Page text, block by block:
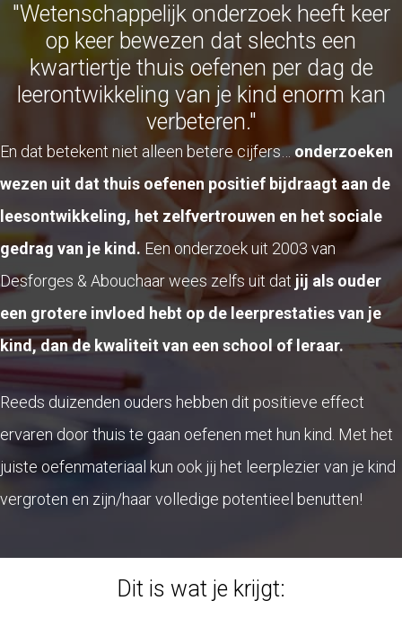
"Wetenschappelijk onderzoek heeft keer
op keer bewezen dat slechts een
kwartiertje thuis oefenen per dag de
leerontwikkeling van je kind enorm kan
verbeteren."
En dat betekent niet alleen betere cijfers…onderzoeken
wezen uit dat thuis oefenen positief bijdraagt aan de
leesontwikkeling, het zelfvertrouwen en het sociale
gedrag van je kind. Een onderzoek uit 2003 van
Desforges & Abouchaar wees zelfs uit dat jij als ouder
een grotere invloed hebt op de leerprestaties van je
kind, dan de kwaliteit van een school of leraar.
Reeds duizenden ouders hebben dit positieve effect
ervaren door thuis te gaan oefenen met hun kind. Met het
juiste oefenmateriaal kun ook jij het leerplezier van je kind
vergroten en zijn/haar volledige potentieel benutten!
Dit is wat je krijgt: